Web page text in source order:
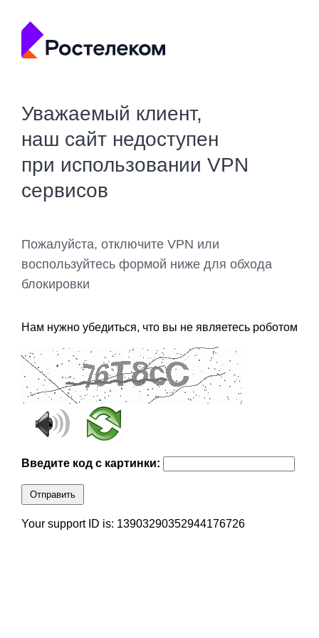
Уважаемый клиент,
наш сайт недоступен
при использовании VPN
сервисов
Пожалуйста, отключите VPN или
воспользуйтесь формой ниже для обхода
блокировки
Нам нужно убедиться, что вы не являетесь роботом
Введите код с картинки:
Отправить
Your support ID is: 13903290352944176726